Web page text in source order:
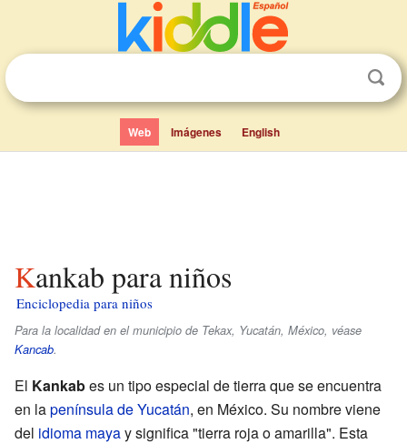
Web Imágenes English
Kankab para niños
Enciclopedia para niños
Para la localidad en el municipio de Tekax, Yucatán, México, véase
Kancab.
El Kankabes un tipo especial de tierra que se encuentra
en lapenínsula de Yucatán, en México. Su nombre viene
del idioma mayay significa "tierra roja o amarilla". Esta